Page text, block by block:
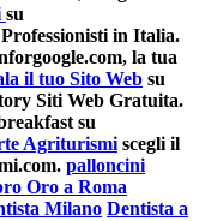
su
in Italia.
la tua
il tuo Sito Web su
Siti Web Gratuita.
su
Agriturismiscegli il
palloncini
Oro a Roma
Milano Dentista a